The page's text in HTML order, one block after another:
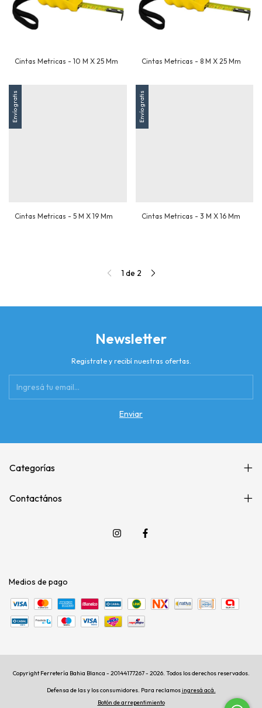
Cintas Metricas - 10 M X 25 Mm Cintas Metricas - 8 M X 25 Mm
Envío gratis
Cintas Metricas - 5 M X 19 Mm
Envío gratis
Cintas Metricas - 3 M X 16 Mm
1 de 2
Newsletter
Registrate y recibí nuestras ofertas.
Categorías
Contactános
Medios de pago
Copyright Ferretería Bahia Blanca - 20144177267 - 2026. Todos los derechos reservados.
Defensa de las y los consumidores. Para reclamosingresá acá.
Botón de arrepentimiento